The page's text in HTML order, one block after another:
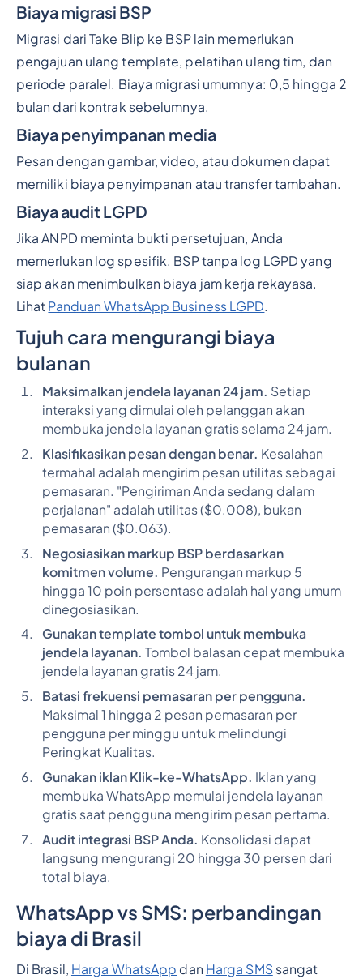
Biaya migrasi BSP
Migrasi dari Take Blip ke BSP lain memerlukan
pengajuan ulang template, pelatihan ulang tim, dan
periode paralel. Biaya migrasi umumnya: 0,5 hingga 2
bulan dari kontrak sebelumnya.
Biaya penyimpanan media
Pesan dengan gambar, video, atau dokumen dapat
memiliki biaya penyimpanan atau transfer tambahan.
Biaya audit LGPD
Jika ANPD meminta bukti persetujuan, Anda
memerlukan log spesifik. BSP tanpa log LGPD yang
siap akan menimbulkan biaya jam kerja rekayasa.
Lihat Panduan WhatsApp Business LGPD.
Tujuh cara mengurangi biaya
bulanan
Maksimalkan jendela layanan 24 jam. Setiap
interaksi yang dimulai oleh pelanggan akan
membuka jendela layanan gratis selama 24 jam.
Klasifikasikan pesan dengan benar. Kesalahan
termahal adalah mengirim pesan utilitas sebagai
pemasaran. "Pengiriman Anda sedang dalam
perjalanan" adalah utilitas ($0.008), bukan
pemasaran ($0.063).
Negosiasikan markup BSP berdasarkan
komitmen volume. Pengurangan markup 5
hingga 10 poin persentase adalah hal yang umum
dinegosiasikan.
Gunakan template tombol untuk membuka
jendela layanan. Tombol balasan cepat membuka
jendela layanan gratis 24 jam.
Batasi frekuensi pemasaran per pengguna.
Maksimal 1 hingga 2 pesan pemasaran per
pengguna per minggu untuk melindungi
Peringkat Kualitas.
Gunakan iklan Klik-ke-WhatsApp. Iklan yang
membuka WhatsApp memulai jendela layanan
gratis saat pengguna mengirim pesan pertama.
Audit integrasi BSP Anda. Konsolidasi dapat
langsung mengurangi 20 hingga 30 persen dari
total biaya.
WhatsApp vs SMS: perbandingan
biaya di Brasil
Di Brasil, Harga WhatsApp dan Harga SMSsangat